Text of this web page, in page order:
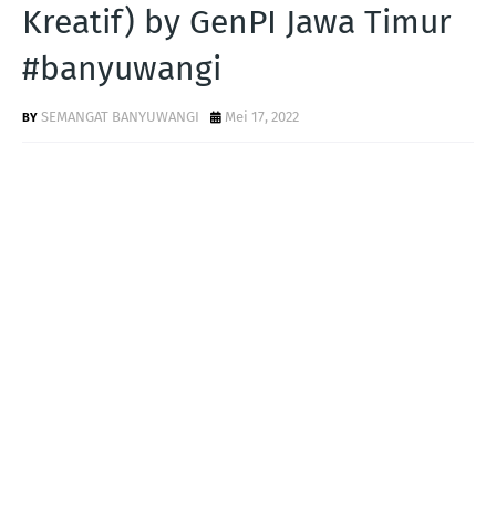
Kreatif) by GenPI Jawa Timur
#banyuwangi
SEMANGAT BANYUWANGI Mei 17, 2022